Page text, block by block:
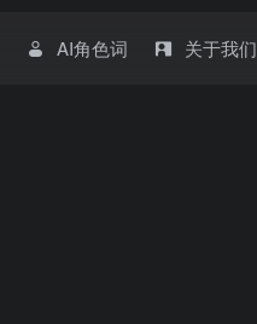
AI角色词 关于我们